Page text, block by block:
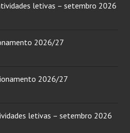
letivas – setembro 2026
2026/27
2026/27
letivas – setembro 2026